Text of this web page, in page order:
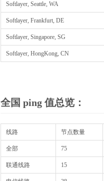
Softlayer, Seattle, WA
Softlayer, Frankfurt, DE
Softlayer, Singapore, SG
Softlayer, HongKong, CN
全国 ping 值总览：
线路 节点数量
全部 75
联通线路 15